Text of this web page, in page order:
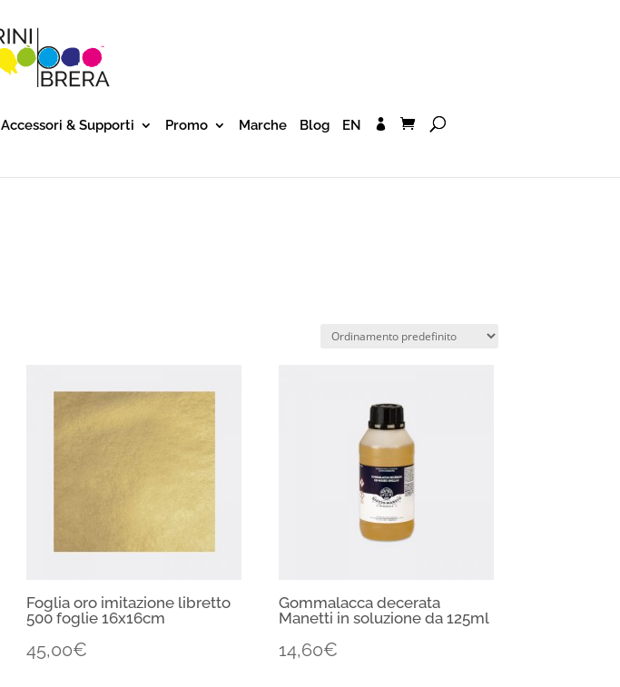
Accessori & Supporti Promo Marche Blog EN
Foglia oro imitazione libretto
500 foglie 16x16cm
45,00€
Gommalacca decerata
Manetti in soluzione da 125ml
14,60€